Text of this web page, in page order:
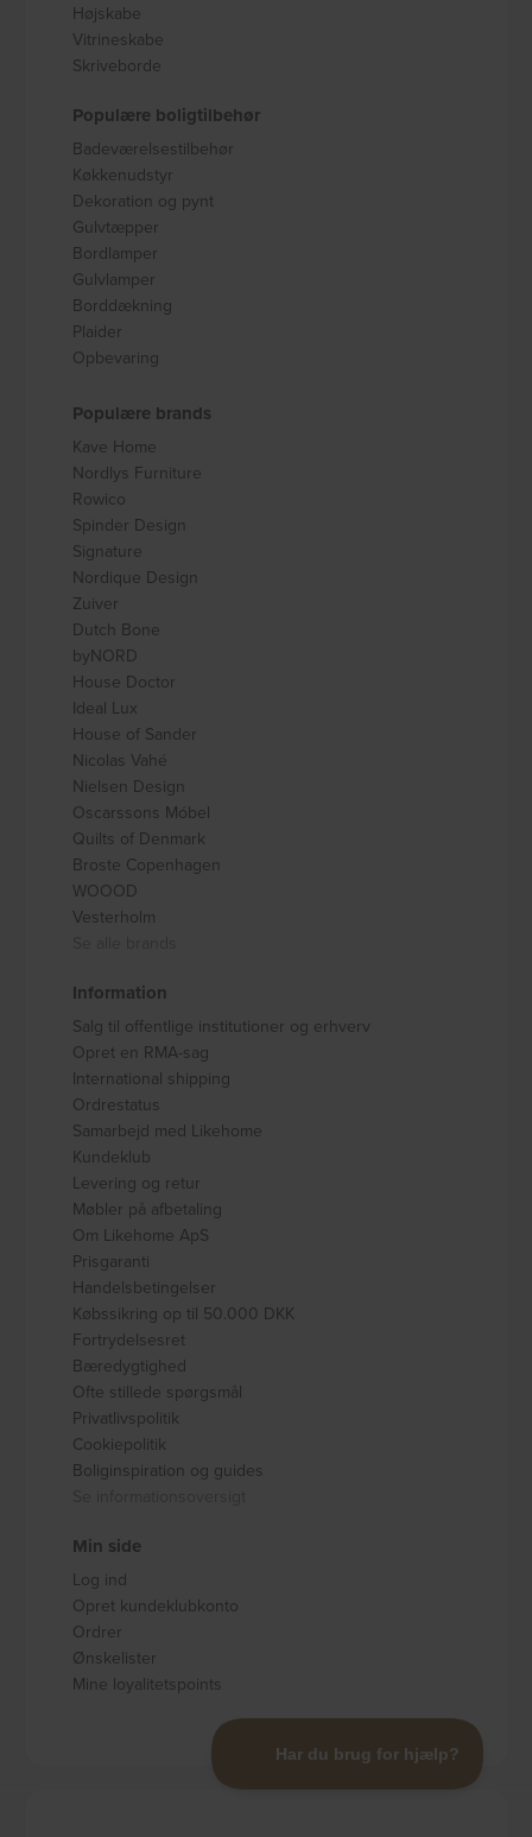
Højskabe
Vitrineskabe
Skriveborde
Populære boligtilbehør
Badeværelsestilbehør
Køkkenudstyr
Dekoration og pynt
Gulvtæpper
Bordlamper
Gulvlamper
Borddækning
Plaider
Opbevaring
Populære brands
Kave Home
Nordlys Furniture
Rowico
Spinder Design
Signature
Nordique Design
Zuiver
Dutch Bone
byNORD
House Doctor
Ideal Lux
House of Sander
Nicolas Vahé
Nielsen Design
Oscarssons Móbel
Quilts of Denmark
Broste Copenhagen
WOOOD
Vesterholm
Information
Salg til offentlige institutioner og erhverv
Opret en RMA-sag
International shipping
Ordrestatus
Samarbejd med Likehome
Kundeklub
Levering og retur
Møbler på afbetaling
Om Likehome ApS
Prisgaranti
Handelsbetingelser
Købssikring op til 50.000 DKK
Fortrydelsesret
Bæredygtighed
Ofte stillede spørgsmål
Privatlivspolitik
Cookiepolitik
Boliginspiration og guides
Min side
Log ind
Opret kundeklubkonto
Ordrer
Ønskelister
Mine loyalitetspoints